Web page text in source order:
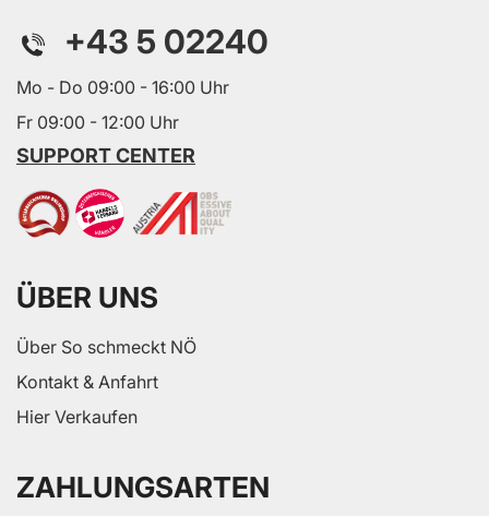
+43 5 02240
Mo - Do 09:00 - 16:00 Uhr
Fr 09:00 - 12:00 Uhr
SUPPORT CENTER
ÜBER UNS
Über So schmeckt NÖ
Kontakt & Anfahrt
Hier Verkaufen
ZAHLUNGSARTEN